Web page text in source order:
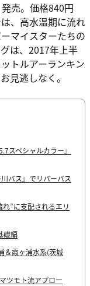
売。価格840円
、高水温期に流れ
マイスターたちの
は、2017年上半
トルアーランキン
見逃しなく。
スペシャルカラー』
バス』でリバーバス
”に支配されるエリ
礎編
霞ヶ浦水系(茨城
ツモト流アプロー